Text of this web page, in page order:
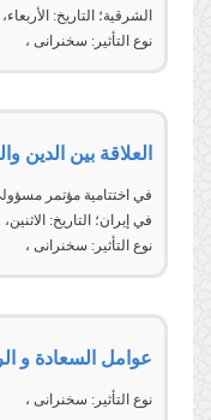
الشرقية؛ التاريخ: الأربعاء، 17 تموز 2019م
نوع التأثير: سخنرانی
العلاقة بين الدين
في اختتامية مؤتمر
في إيران؛ التاريخ: الاثنين، 11 آذار 2019م
نوع التأثير: سخنرانی
عوامل السعادة و
نوع التأثير: سخنرانی